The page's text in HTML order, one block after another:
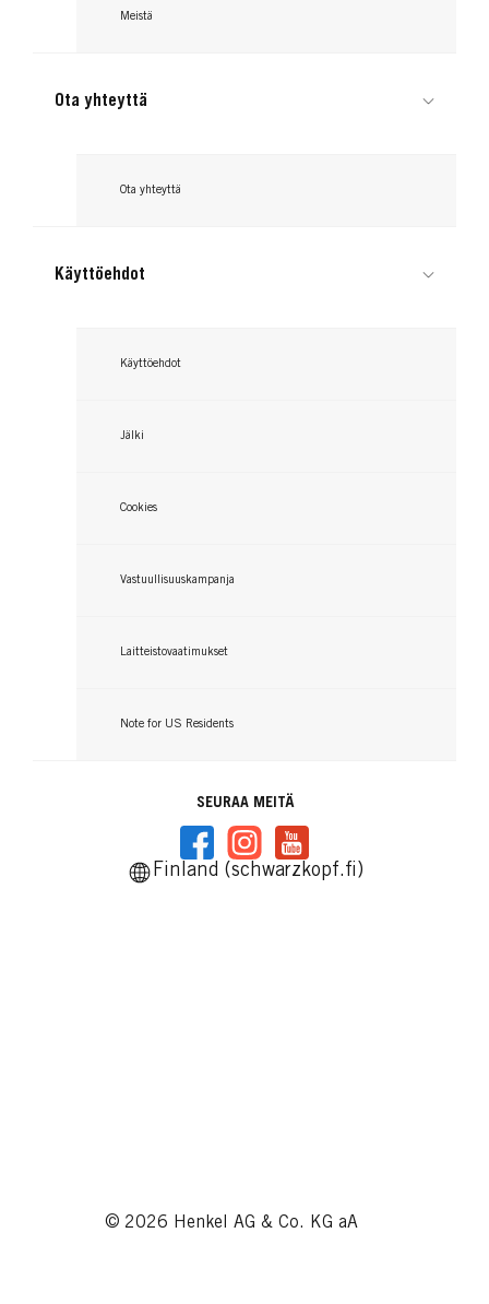
Meistä
Ota yhteyttä
Ota yhteyttä
Käyttöehdot
Käyttöehdot
Jälki
Cookies
Vastuullisuuskampanja
Laitteistovaatimukset
Note for US Residents
SEURAA MEITÄ
Finland (schwarzkopf.fi)
© 2026 Henkel AG & Co. KG aA